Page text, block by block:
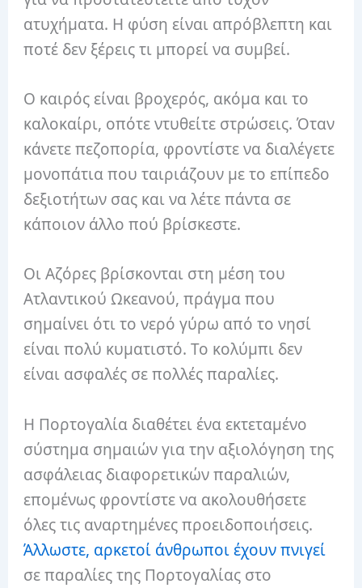
ατυχήματα. Η φύση είναι απρόβλεπτη και
ποτέ δεν ξέρεις τι μπορεί να συμβεί.
Ο καιρός είναι βροχερός, ακόμα και το
καλοκαίρι, οπότε ντυθείτε στρώσεις. Όταν
κάνετε πεζοπορία, φροντίστε να διαλέγετε
μονοπάτια που ταιριάζουν με το επίπεδο
δεξιοτήτων σας και να λέτε πάντα σε
κάποιον άλλο πού βρίσκεστε.
Οι Αζόρες βρίσκονται στη μέση του
Ατλαντικού Ωκεανού, πράγμα που
σημαίνει ότι το νερό γύρω από το νησί
είναι πολύ κυματιστό. Το κολύμπι δεν
είναι ασφαλές σε πολλές παραλίες.
Η Πορτογαλία διαθέτει ένα εκτεταμένο
σύστημα σημαιών για την αξιολόγηση της
ασφάλειας διαφορετικών παραλιών,
επομένως φροντίστε να ακολουθήσετε
όλες τις αναρτημένες προειδοποιήσεις.
Άλλωστε, αρκετοί άνθρωποι έχουν πνιγεί
σε παραλίες της Πορτογαλίας στο